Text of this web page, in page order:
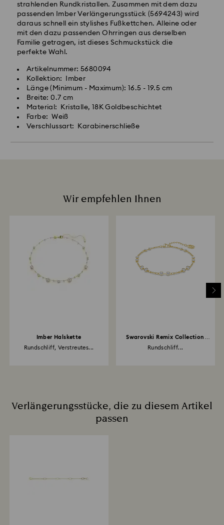
strahlenden Rundkristallen. Zusammen mit dem dazu
passenden Imber Verlängerungsstück (5694243) wird
daraus schnell ein stylishes Fußkettchen. Alleine oder
mit den dazu passenden Ohrringen aus derselben
Familie getragen, ist dieses Schmuckstück die
perfekte Wahl.
Artikelnummer: 5680094
Kollektion: Imber
Länge (Minimum - Maximum): 16.5 - 19.5 cm
Breite: 0.7 cm
Material: Kristalle, 18K Goldbeschichtet
Farbe: Weiß
Verschlussart: Karabinerschließe
Wir empfehlen Ihnen
Imber Halskette
Rundschliff, Verstreutes...
Swarovski Remix Collection
Rundschliff...
Verlängerungsstücke, die zu diesem Artikel
passen